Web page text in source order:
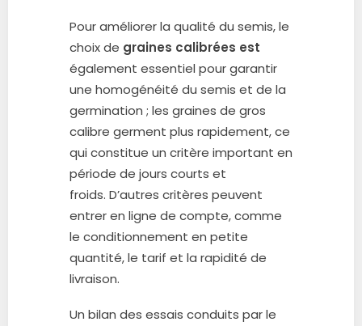
Pour améliorer la qualité du semis, le
choix de graines calibrées est
également essentiel pour garantir
une homogénéité du semis et de la
germination ; les graines de gros
calibre germent plus rapidement, ce
qui constitue un critère important en
période de jours courts et
froids. D’autres critères peuvent
entrer en ligne de compte, comme
le conditionnement en petite
quantité, le tarif et la rapidité de
livraison.
Un bilan des essais conduits par le